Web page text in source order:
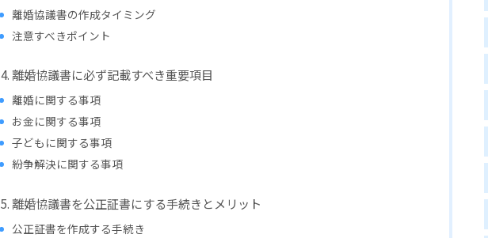
離婚協議書の作成タイミング
注意すべきポイント
4. 離婚協議書に必ず記載すべき重要項目
離婚に関する事項
お金に関する事項
子どもに関する事項
紛争解決に関する事項
5. 離婚協議書を公正証書にする手続きとメリット
公正証書を作成する手続き